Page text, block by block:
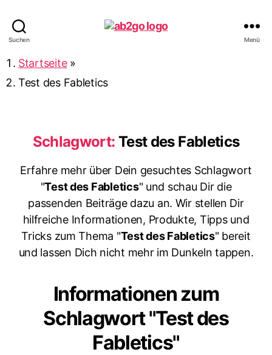
Suchen Menü
Startseite»
Test des Fabletics
Schlagwort: Test des Fabletics
Erfahre mehr über Dein gesuchtes Schlagwort
"Test des Fabletics" und schau Dir die
passenden Beiträge dazu an. Wir stellen Dir
hilfreiche Informationen, Produkte, Tipps und
Tricks zum Thema "Test des Fabletics" bereit
und lassen Dich nicht mehr im Dunkeln tappen.
Informationen zum
Schlagwort "Test des
Fabletics"